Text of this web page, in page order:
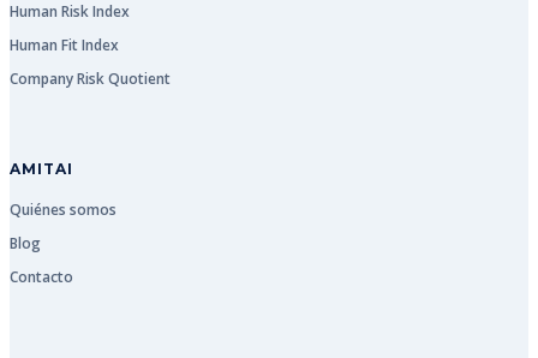
Human Risk Index
Human Fit Index
Company Risk Quotient
AMITAI
Quiénes somos
Blog
Contacto